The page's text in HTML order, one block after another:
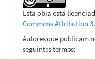
Esta obra está
Commons Attribution
Autores que publicam
seguintes termos: